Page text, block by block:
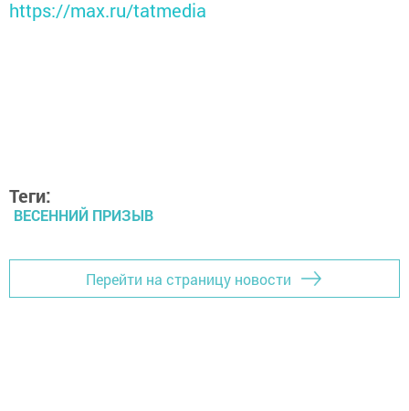
https://max.ru/tatmedia
Теги:
ВЕСЕННИЙ ПРИЗЫВ
Перейти на страницу новости